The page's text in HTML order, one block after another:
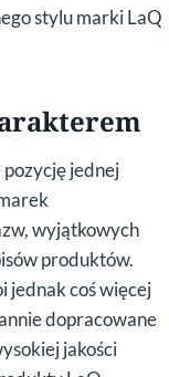
stylu marki LaQ
jednej
wyjątkowych
produktów.
jednak coś więcej
dopracowane
jakości